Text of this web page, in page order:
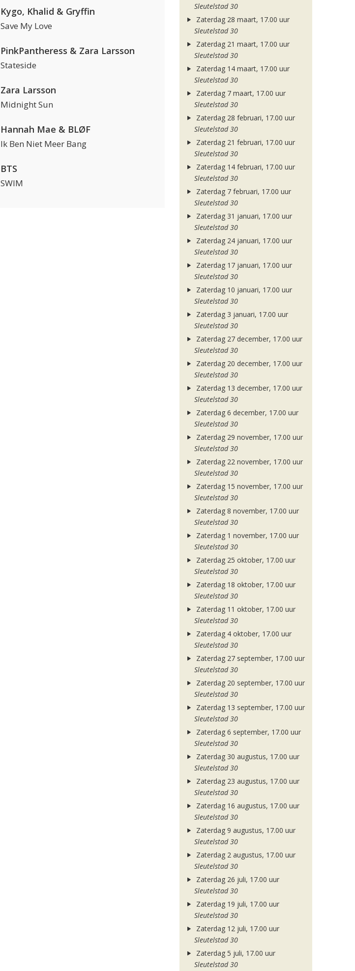
Kygo, Khalid & Gryffin
Save My Love
PinkPantheress & Zara Larsson
Stateside
Zara Larsson
Midnight Sun
Hannah Mae & BLØF
Ik Ben Niet Meer Bang
BTS
SWIM
Sleutelstad 30
Zaterdag 28 maart, 17.00 uur
Sleutelstad 30
Zaterdag 21 maart, 17.00 uur
Sleutelstad 30
Zaterdag 14 maart, 17.00 uur
Sleutelstad 30
Zaterdag 7 maart, 17.00 uur
Sleutelstad 30
Zaterdag 28 februari, 17.00 uur
Sleutelstad 30
Zaterdag 21 februari, 17.00 uur
Sleutelstad 30
Zaterdag 14 februari, 17.00 uur
Sleutelstad 30
Zaterdag 7 februari, 17.00 uur
Sleutelstad 30
Zaterdag 31 januari, 17.00 uur
Sleutelstad 30
Zaterdag 24 januari, 17.00 uur
Sleutelstad 30
Zaterdag 17 januari, 17.00 uur
Sleutelstad 30
Zaterdag 10 januari, 17.00 uur
Sleutelstad 30
Zaterdag 3 januari, 17.00 uur
Sleutelstad 30
Zaterdag 27 december, 17.00 uur
Sleutelstad 30
Zaterdag 20 december, 17.00 uur
Sleutelstad 30
Zaterdag 13 december, 17.00 uur
Sleutelstad 30
Zaterdag 6 december, 17.00 uur
Sleutelstad 30
Zaterdag 29 november, 17.00 uur
Sleutelstad 30
Zaterdag 22 november, 17.00 uur
Sleutelstad 30
Zaterdag 15 november, 17.00 uur
Sleutelstad 30
Zaterdag 8 november, 17.00 uur
Sleutelstad 30
Zaterdag 1 november, 17.00 uur
Sleutelstad 30
Zaterdag 25 oktober, 17.00 uur
Sleutelstad 30
Zaterdag 18 oktober, 17.00 uur
Sleutelstad 30
Zaterdag 11 oktober, 17.00 uur
Sleutelstad 30
Zaterdag 4 oktober, 17.00 uur
Sleutelstad 30
Zaterdag 27 september, 17.00 uur
Sleutelstad 30
Zaterdag 20 september, 17.00 uur
Sleutelstad 30
Zaterdag 13 september, 17.00 uur
Sleutelstad 30
Zaterdag 6 september, 17.00 uur
Sleutelstad 30
Zaterdag 30 augustus, 17.00 uur
Sleutelstad 30
Zaterdag 23 augustus, 17.00 uur
Sleutelstad 30
Zaterdag 16 augustus, 17.00 uur
Sleutelstad 30
Zaterdag 9 augustus, 17.00 uur
Sleutelstad 30
Zaterdag 2 augustus, 17.00 uur
Sleutelstad 30
Zaterdag 26 juli, 17.00 uur
Sleutelstad 30
Zaterdag 19 juli, 17.00 uur
Sleutelstad 30
Zaterdag 12 juli, 17.00 uur
Sleutelstad 30
Zaterdag 5 juli, 17.00 uur
Sleutelstad 30